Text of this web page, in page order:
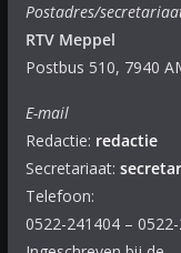
Postadres/
RTV Meppel
Postbus 510, 7940
E-mail
Redactie: redactie
Secretariaat:
Telefoon:
0522-241404 –